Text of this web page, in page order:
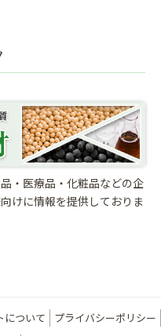
・医療品・化粧品などの企
けに情報を提供しておりま
について
プライバシーポリシー